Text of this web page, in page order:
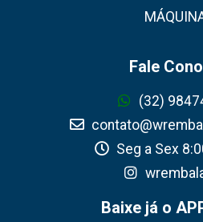
Fale
(32)
Seg a Sex
Baixe já o